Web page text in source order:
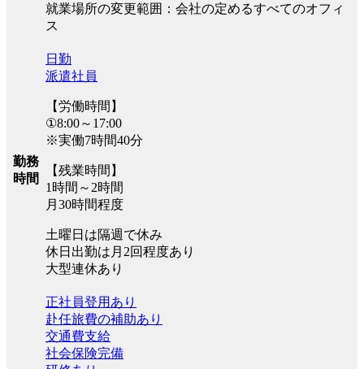
就業場所の変更範囲：会社の定めるすべてのオフィ
ス
勤務
時間
日勤
派遣社員
【労働時間】
①8:00～17:00
※実働7時間40分
【残業時間】
1時間～2時間
月30時間程度
土曜日は隔週で休み
休日出勤は月2回程度あり
大型連休あり
正社員登用あり
赴任旅費の補助あり
交通費支給
社会保険完備